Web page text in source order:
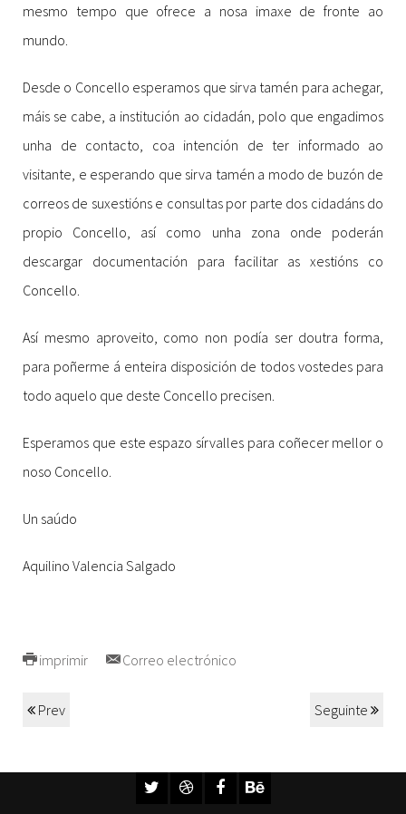
mesmo tempo que ofrece a nosa imaxe de fronte ao
mundo.
Desde o Concello esperamos que sirva tamén para achegar,
máis se cabe, a institución ao cidadán, polo que engadimos
unha de contacto, coa intención de ter informado ao
visitante, e esperando que sirva tamén a modo de buzón de
correos de suxestións e consultas por parte dos cidadáns do
propio Concello, así como unha zona onde poderán
descargar documentación para facilitar as xestións co
Concello.
Así mesmo aproveito, como non podía ser doutra forma,
para poñerme á enteira disposición de todos vostedes para
todo aquelo que deste Concello precisen.
Esperamos que este espazo sírvalles para coñecer mellor o
noso Concello.
Un saúdo
Aquilino Valencia Salgado
imprimir Correo electrónico
Prev Seguinte